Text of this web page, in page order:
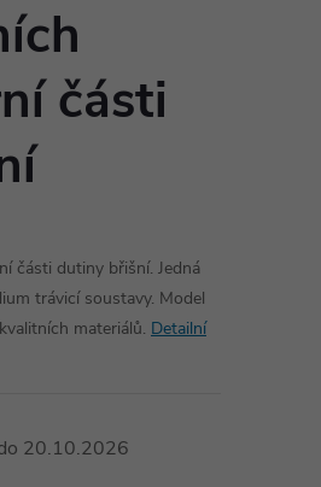
části
části dutiny břišní. Jedná
trávicí soustavy. Model
materiálů. Detailní
20.10.2026